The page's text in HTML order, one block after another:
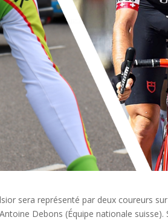
sera représenté par deux coureurs
Debons (Équipe nationale